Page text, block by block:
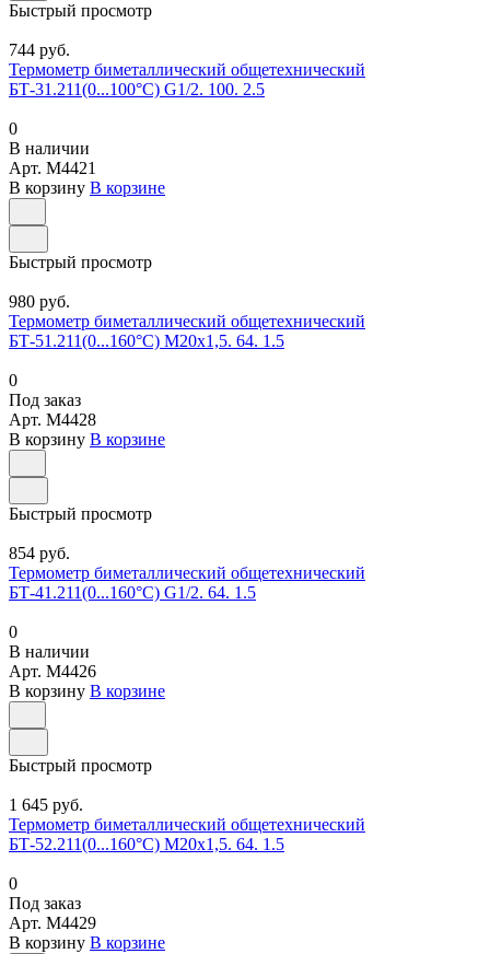
Быстрый просмотр
744 руб.
Термометр биметаллический общетехнический
БТ-31.211(0...100°С) G1/2. 100. 2.5
0
В наличии
Арт. M4421
В корзину В корзине
Быстрый просмотр
980 руб.
Термометр биметаллический общетехнический
БТ-51.211(0...160°С) М20х1,5. 64. 1.5
0
Под заказ
Арт. M4428
В корзину В корзине
Быстрый просмотр
854 руб.
Термометр биметаллический общетехнический
БТ-41.211(0...160°С) G1/2. 64. 1.5
0
В наличии
Арт. M4426
В корзину В корзине
Быстрый просмотр
1 645 руб.
Термометр биметаллический общетехнический
БТ-52.211(0...160°С) М20х1,5. 64. 1.5
0
Под заказ
Арт. M4429
В корзину В корзине